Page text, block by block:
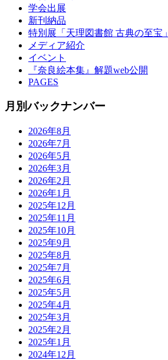
学会出展
新刊納品
特別展「天理図書館 古典の至宝」
メディア紹介
イベント
『奈良絵本集』解題web公開
PAGES
月別バックナンバー
2026年8月
2026年7月
2026年5月
2026年3月
2026年2月
2026年1月
2025年12月
2025年11月
2025年10月
2025年9月
2025年8月
2025年7月
2025年6月
2025年5月
2025年4月
2025年3月
2025年2月
2025年1月
2024年12月